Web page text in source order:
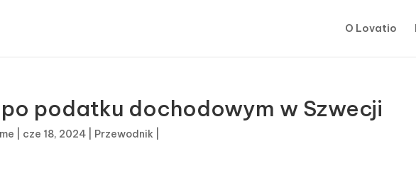
O Lovatio
podatku dochodowym w Szwecji
cze 18, 2024 Przewodnik